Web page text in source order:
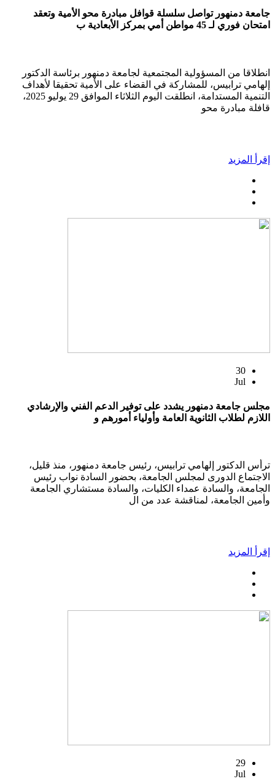
جامعة دمنهور تواصل سلسلة قوافل مبادرة محو الأمية وتعقد
امتحان فوري لـ 45 مواطن أمي بمركز الأبعادية ب
انطلاقا من المسؤولية المجتمعية لجامعة دمنهور برئاسة الدكتور
إلهامي ترابيس، للمشاركة في القضاء على الأمية تحقيقا لأهداف
التنمية المستدامة، انطلقت اليوم الثلاثاء الموافق 29 يوليو 2025،
قافلة مبادرة محو
إقرأ المزيد
30
Jul
مجلس جامعة دمنهور يشدد على توفير الدعم الفني والإرشادي
اللازم لطلاب الثانوية العامة وأولياء أمورهم و
ترأس الدكتور إلهامي ترابيس، رئيس جامعة دمنهور، منذ قليل،
الاجتماع الدورى لمجلس الجامعة، بحضور السادة نواب رئيس
الجامعة، والسادة عمداء الكليات، والسادة مستشاري الجامعة
وأمين الجامعة، لمناقشة عدد من ال
إقرأ المزيد
29
Jul